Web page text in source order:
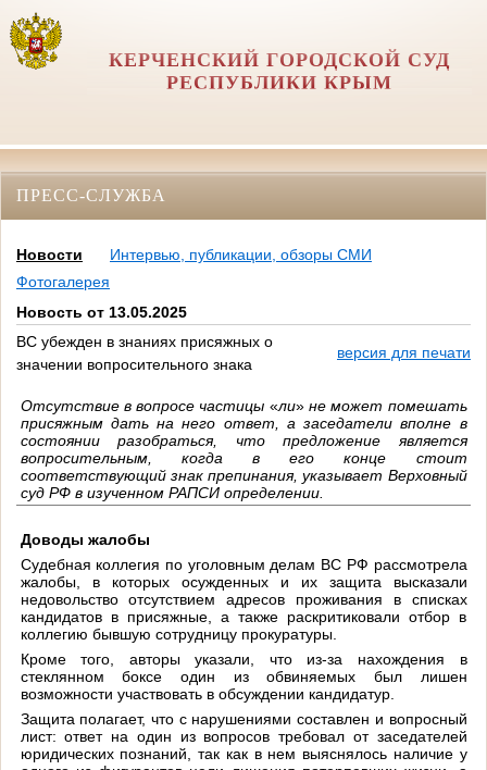
КЕРЧЕНСКИЙ ГОРОДСКОЙ СУД
РЕСПУБЛИКИ КРЫМ
ПРЕСС-СЛУЖБА
Новости
Интервью, публикации, обзоры СМИ
Фотогалерея
Новость от 13.05.2025
ВС убежден в знаниях присяжных о
значении вопросительного знака
версия для печати
Отсутствие в вопросе частицы «ли»не может помешать
присяжным дать на него ответ, а заседатели вполне в
состоянии разобраться, что предложение является
вопросительным, когда в его конце стоит
соответствующий знак препинания, указывает Верховный
суд РФ в изученном РАПСИ определении.
Доводы жалобы
Судебная коллегия по уголовным делам ВС РФ рассмотрела
жалобы, в которых осужденных и их защита высказали
недовольство отсутствием адресов проживания в списках
кандидатов в присяжные, а также раскритиковали отбор в
коллегию бывшую сотрудницу прокуратуры.
Кроме того, авторы указали, что из-за нахождения в
стеклянном боксе один из обвиняемых был лишен
возможности участвовать в обсуждении кандидатур.
Защита полагает, что с нарушениями составлен и вопросный
лист: ответ на один из вопросов требовал от заседателей
юридических познаний, так как в нем выяснялось наличие у